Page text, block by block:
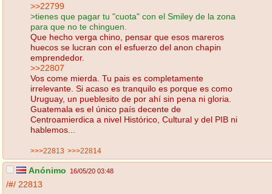
>>22799
>tienes que pagar tu "cuota" con el Smiley de la zona
para que no te chinguen.
Que hecho verga chino, pensar que esos mareros
huecos se lucran con el esfuerzo del anon chapin
emprendedor.
>>22807
Vos come mierda. Tu pais es completamente
irrelevante. Si acaso es tranquilo es porque es como
Uruguay, un pueblesito de por ahí sin pena ni gloria.
Guatemala es el único país decente de
Centroamierdica a nivel Histórico, Cultural y del PIB ni
hablemos...
>>>22813 >>>22814
Anónimo 16/05/20 03:48
/#/ 22813